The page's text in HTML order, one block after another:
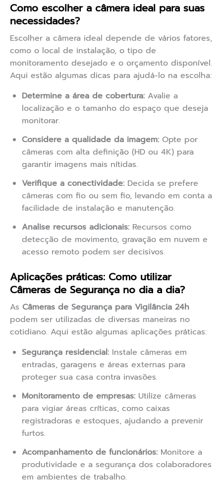
Como escolher a câmera ideal para suas
necessidades?
Escolher a câmera ideal depende de vários fatores,
como o local de instalação, o tipo de
monitoramento desejado e o orçamento disponível.
Aqui estão algumas dicas para ajudá-lo na escolha:
Determine a área de cobertura: Avalie a
localização e o tamanho do espaço que deseja
monitorar.
Considere a qualidade da imagem: Opte por
câmeras com alta definição (HD ou 4K) para
garantir imagens mais nítidas.
Verifique a conectividade: Decida se prefere
câmeras com fio ou sem fio, levando em conta a
facilidade de instalação e manutenção.
Analise recursos adicionais: Recursos como
detecção de movimento, gravação em nuvem e
acesso remoto podem ser decisivos.
Aplicações práticas: Como utilizar
Câmeras de Segurança no dia a dia?
As Câmeras de Segurança para Vigilância 24h
podem ser utilizadas de diversas maneiras no
cotidiano. Aqui estão algumas aplicações práticas:
Segurança residencial: Instale câmeras em
entradas, garagens e áreas externas para
proteger sua casa contra invasões.
Monitoramento de empresas: Utilize câmeras
para vigiar áreas críticas, como caixas
registradoras e estoques, ajudando a prevenir
furtos.
Acompanhamento de funcionários: Monitore a
produtividade e a segurança dos colaboradores
em ambientes de trabalho.